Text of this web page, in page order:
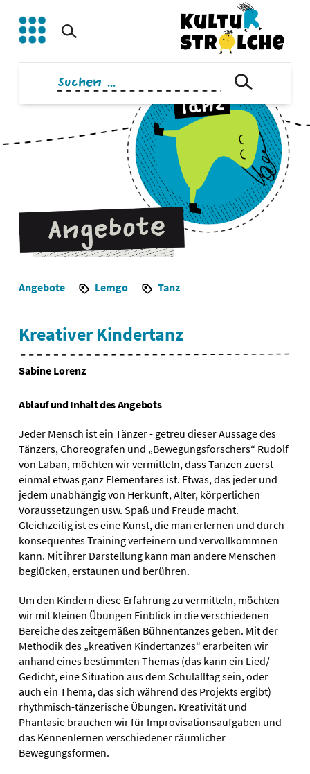
Inhalt
springen
Suchen
nach:
Angebote Lemgo Tanz
Kreativer Kindertanz
Sabine Lorenz
Ablauf und Inhalt des Angebots
Jeder Mensch ist ein Tänzer - getreu dieser Aussage des
Tänzers, Choreografen und „Bewegungsforschers“ Rudolf
von Laban, möchten wir vermitteln, dass Tanzen zuerst
einmal etwas ganz Elementares ist. Etwas, das jeder und
jedem unabhängig von Herkunft, Alter, körperlichen
Voraussetzungen usw. Spaß und Freude macht.
Gleichzeitig ist es eine Kunst, die man erlernen und durch
konsequentes Training verfeinern und vervollkommnen
kann. Mit ihrer Darstellung kann man andere Menschen
beglücken, erstaunen und berühren.
Um den Kindern diese Erfahrung zu vermitteln, möchten
wir mit kleinen Übungen Einblick in die verschiedenen
Bereiche des zeitgemäßen Bühnentanzes geben. Mit der
Methodik des „kreativen Kindertanzes“ erarbeiten wir
anhand eines bestimmten Themas (das kann ein Lied/
Gedicht, eine Situation aus dem Schulalltag sein, oder
auch ein Thema, das sich während des Projekts ergibt)
rhythmisch-tänzerische Übungen. Kreativität und
Phantasie brauchen wir für Improvisationsaufgaben und
das Kennenlernen verschiedener räumlicher
Bewegungsformen.